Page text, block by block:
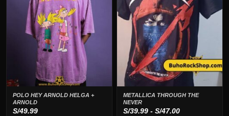
POLO HEY ARNOLD HELGA +
ARNOLD
S/49.99
METALLICA THROUGH THE
NEVER
S/39.99 - S/47.00Rango